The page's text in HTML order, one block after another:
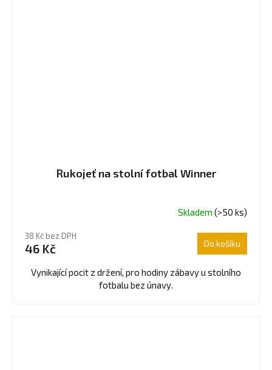
Rukojeť na stolní fotbal Winner
Skladem (>50 ks)
38 Kč bez DPH
46 Kč Do košíku
Vynikající pocit z držení, pro hodiny zábavy u stolního
fotbalu bez únavy.